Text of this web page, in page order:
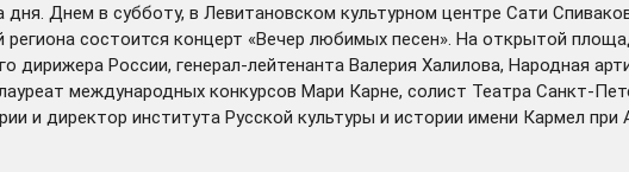
Днем в субботу, в Левитановском культурном центре Сати
состоится концерт «Вечер любимых песен». На открытой
дирижера России, генерал-лейтенанта Валерия Халилова, Народная
международных конкурсов Мари Карне, солист Театра Санкт-
и директор института Русской культуры и истории имени Кармел